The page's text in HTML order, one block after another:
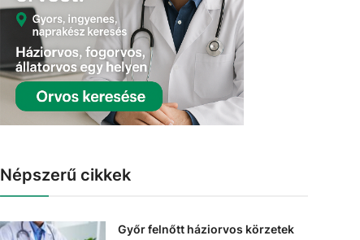
Népszerű cikkek
Győr felnőtt háziorvos körzetek